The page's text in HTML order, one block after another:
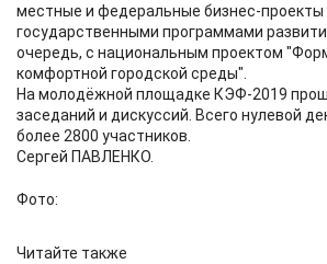
местные и федеральные бизнес-проекты
государственными программами
очередь, с национальным проектом
комфортной городской среды".
На молодёжной площадке КЭФ-2019
заседаний и дискуссий. Всего нулевой
более 2800 участников.
Сергей ПАВЛЕНКО.
Фото:
Читайте также